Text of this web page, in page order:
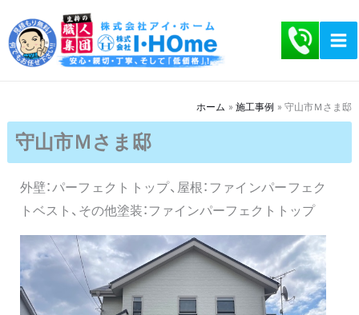
容
を
ッ
ホーム 施工事例 守山市Ｍさま邸
守山市Ｍさま邸
外壁：パーフェクトトップ、屋根：ファインパーフェク
トベスト、その他塗装：ファインパーフェクトトップ